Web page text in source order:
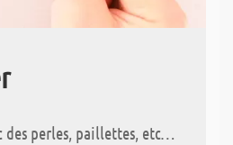
des perles, paillettes, etc…